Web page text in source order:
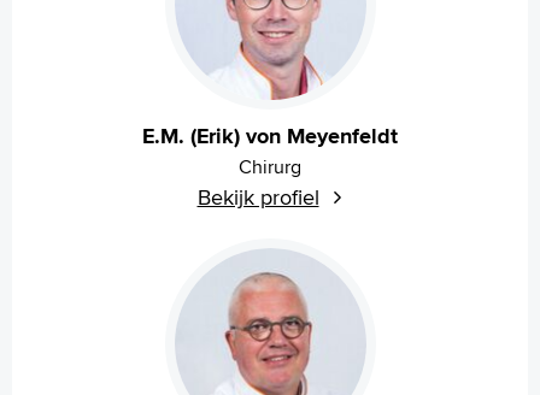
E.M. (Erik) von Meyenfeldt
Chirurg
Bekijk profiel